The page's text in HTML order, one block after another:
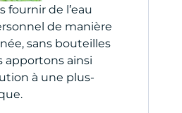
fournir de l’eau
de manière
sans bouteilles
apportons ainsi
à une plus-